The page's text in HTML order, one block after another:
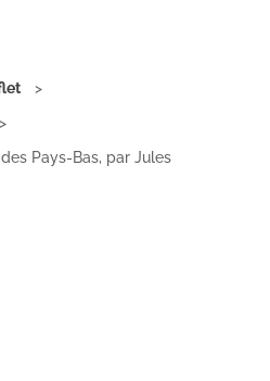
Pays-Bas, par Jules